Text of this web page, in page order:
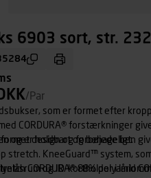
6903 sort, str. 232
/Par
som er formet efter
CORDURA® forstærkninger
og er holdbart og behageligt.
design og forbøjede ben
stretch. KneeGuard™ system,
og ID-kortholder i
CORDURA® 88% polyamid